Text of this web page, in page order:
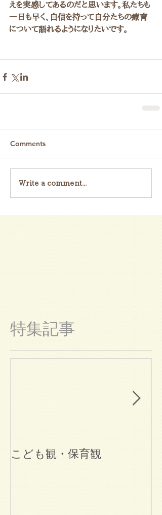
えを実感してあるのだと思います。私たちも
一日も早く、自信を持って自分たちの療育
について語れるようになりたいです。
Comments
Write a comment...
特集記事
こども観・保育観